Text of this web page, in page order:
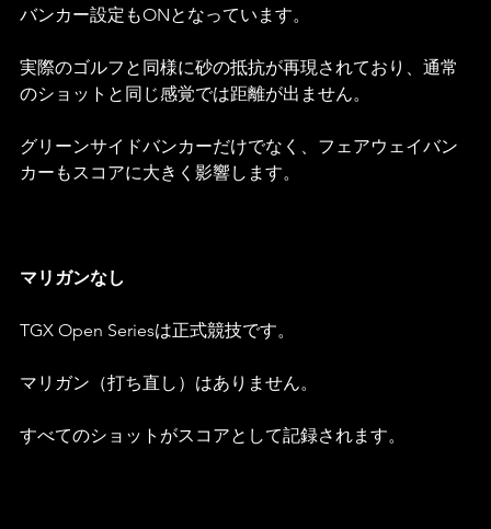
バンカー設定もONとなっています。
実際のゴルフと同様に砂の抵抗が再現されており、通常
のショットと同じ感覚では距離が出ません。
グリーンサイドバンカーだけでなく、フェアウェイバン
カーもスコアに大きく影響します。
マリガンなし
TGX Open Seriesは正式競技です。
マリガン（打ち直し）はありません。
すべてのショットがスコアとして記録されます。